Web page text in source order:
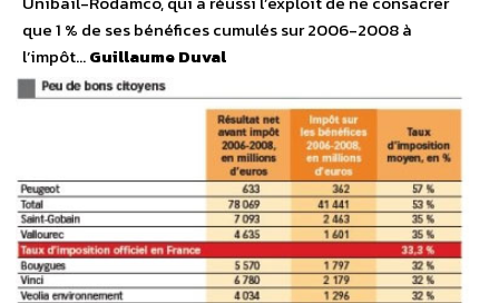
que 1 % de ses bénéfices cumulés sur 2006-2008 à
l’impôt…Guillaume Duval